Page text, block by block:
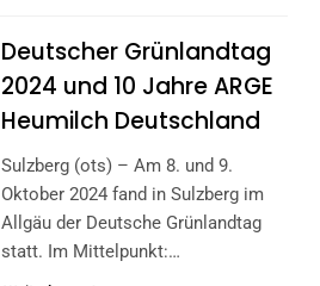
Deutscher Grünlandtag
2024 und 10 Jahre ARGE
Heumilch Deutschland
Sulzberg (ots) – Am 8. und 9.
Oktober 2024 fand in Sulzberg im
Allgäu der Deutsche Grünlandtag
statt. Im Mittelpunkt:…